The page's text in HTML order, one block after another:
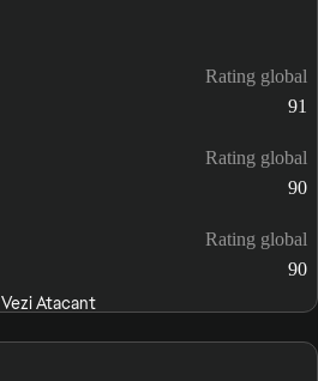
Rating global
91
Rating global
90
Rating global
90
Vezi Atacant